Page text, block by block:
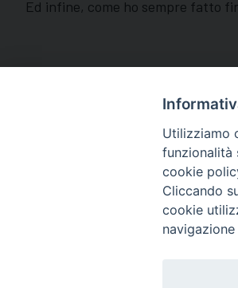
Ed infine, come ho sempre fatto
Diocesi
Piazza
Tel.
Email:
Utilizziamo
funzionalità
cookie
Cliccando
cookie